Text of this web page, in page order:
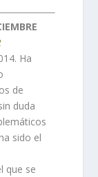
Ha
de
duda
sido el
que se